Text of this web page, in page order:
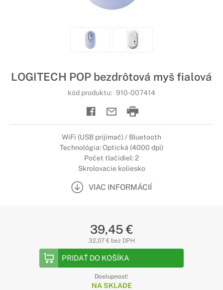
LOGITECH POP bezdrôtová myš fialová
kód produktu: 910-007414
WiFi (USB prijímač) / Bluetooth
Technológia: Optická (4000 dpi)
Počet tlačidiel: 2
Skrolovacie koliesko
VIAC INFORMÁCIÍ
39,45 €
32,07 € bez DPH
PRIDAŤ DO KOŠÍKA
Dostupnosť:
NA SKLADE